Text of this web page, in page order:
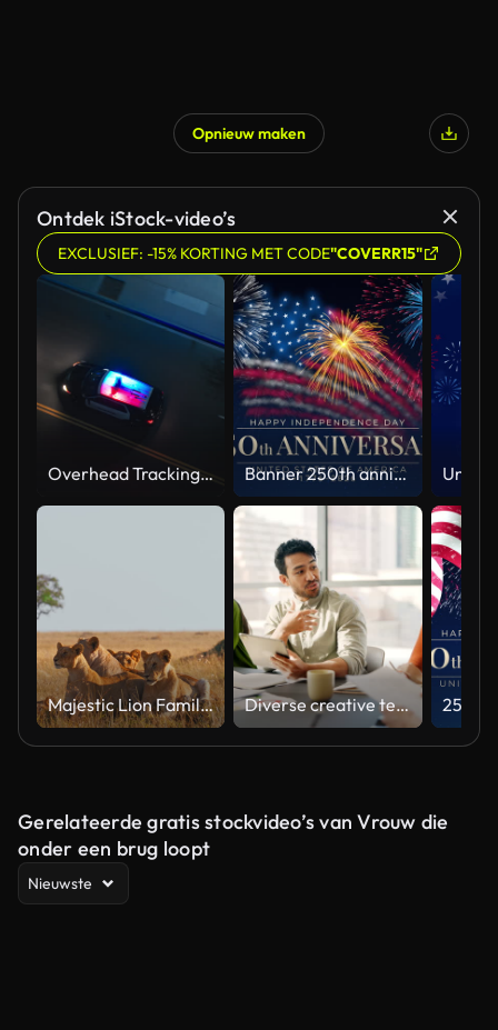
Opnieuw maken
Ontdek iStock-video’s
EXCLUSIEF: -15% KORTING MET CODE"COVERR15"
Overhead Tracking Drone Shot of a Police Car Driving on a City Street with Lights On at Night Banner 250th anniversary of the USA. 250 years of independence. 4th of july 2026 usa independence day, video greeting card. US flag fireworks on blue sky background. Fourth of july. 4k seamless loop
Majestic Lion Family Relaxing in Natural Habitat Under Soft Light Diverse creative team collaborating on a marketing strategy in an office meeting
Gerelateerde gratis stockvideo’s van Vrouw die
onder een brug loopt
Nieuwste